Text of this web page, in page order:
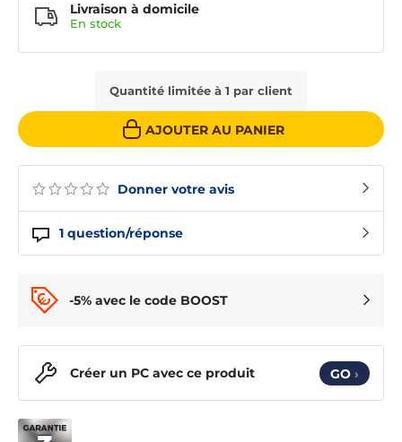
Donner votre avis
1 question/réponse
Quantité limitée à 1 par client
AJOUTER AU PANIER
Livraison à domicile
En stock
Créer un PC avec ce produit GO ›
-5% avec le code BOOST